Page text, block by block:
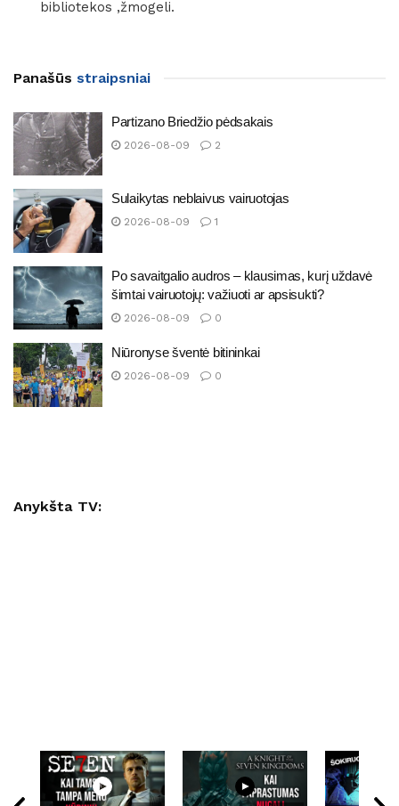
bibliotekos ,žmogeli.
Panašūs straipsniai
Partizano Briedžio pėdsakais
2026-08-09 2
Sulaikytas neblaivus vairuotojas
2026-08-09 1
Po savaitgalio audros – klausimas, kurį uždavė
šimtai vairuotojų: važiuoti ar apsisukti?
2026-08-09 0
Niūronyse šventė bitininkai
2026-08-09 0
Anykšta TV: